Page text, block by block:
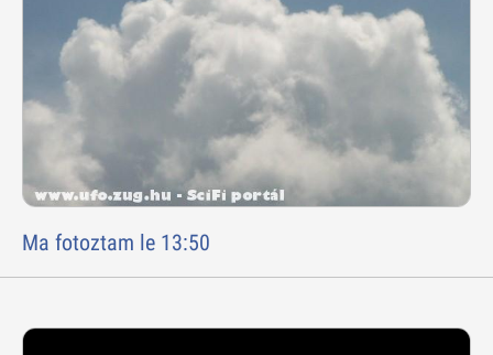
Ma fotoztam le 13:50